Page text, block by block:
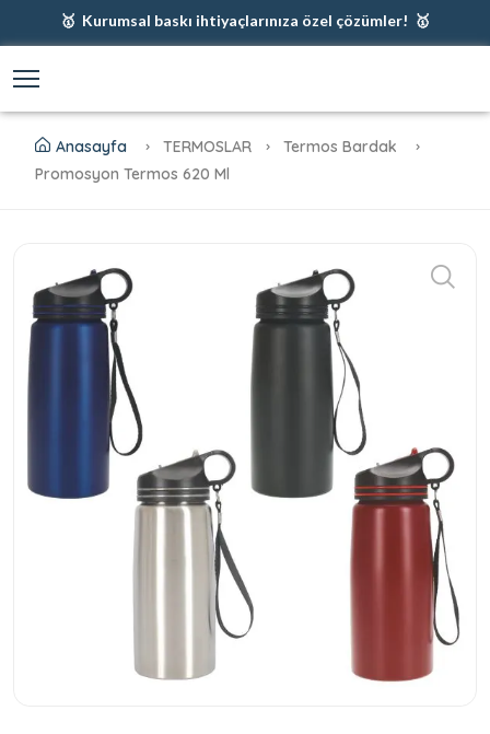
🥇 Kurumsal baskı ihtiyaçlarınıza özel çözümler! 🥇
🥇 Fiyatlarımıza baskı ve kargo dahildir! 🥇
Anasayfa TERMOSLAR
Termos Bardak
Promosyon Termos 620 Ml